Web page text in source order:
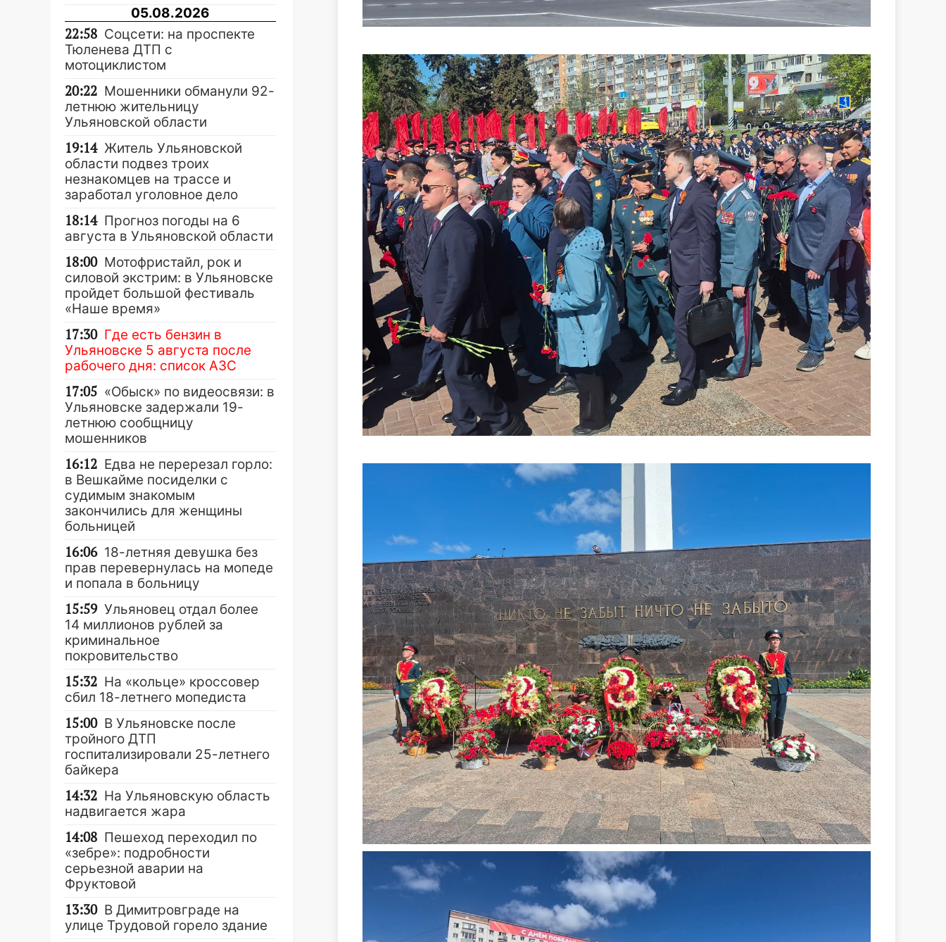
05.08.2026
22:58 Соцсети: на проспекте
Тюленева ДТП с
мотоциклистом
20:22 Мошенники обманули 92-
летнюю жительницу
Ульяновской области
19:14 Житель Ульяновской
области подвез троих
незнакомцев на трассе и
заработал уголовное дело
18:14 Прогноз погоды на 6
августа в Ульяновской области
18:00 Мотофристайл, рок и
силовой экстрим: в Ульяновске
пройдет большой фестиваль
«Наше время»
17:30 Где есть бензин в
Ульяновске 5 августа после
рабочего дня: список АЗС
17:05 «Обыск» по видеосвязи: в
Ульяновске задержали 19-
летнюю сообщницу
мошенников
16:12 Едва не перерезал горло:
в Вешкайме посиделки с
судимым знакомым
закончились для женщины
больницей
16:06 18-летняя девушка без
прав перевернулась на мопеде
и попала в больницу
15:59 Ульяновец отдал более
14 миллионов рублей за
криминальное
покровительство
15:32 На «кольце» кроссовер
сбил 18-летнего мопедиста
15:00 В Ульяновске после
тройного ДТП
госпитализировали 25-летнего
байкера
14:32 На Ульяновскую область
надвигается жара
14:08 Пешеход переходил по
«зебре»: подробности
серьезной аварии на
Фруктовой
13:30 В Димитровграде на
улице Трудовой горело здание